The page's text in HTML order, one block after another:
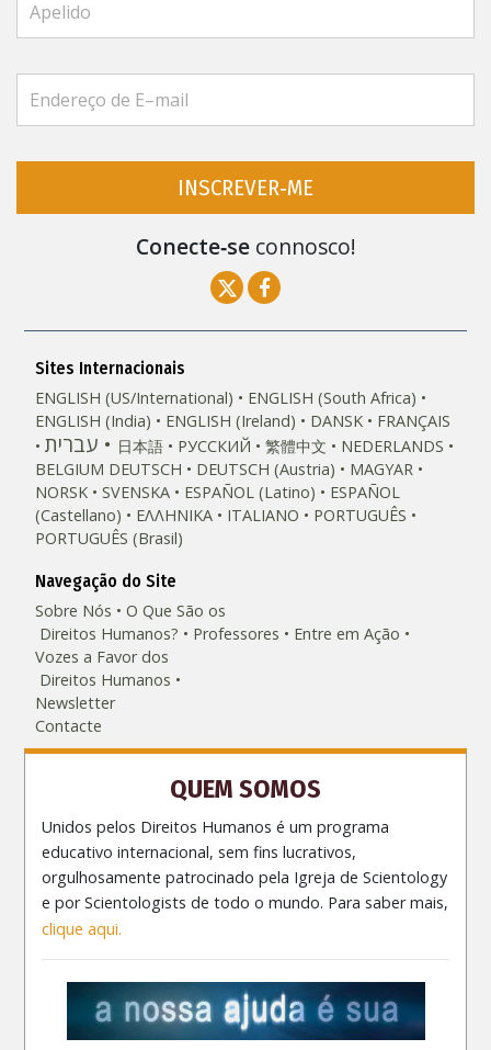
INSCREVER‑ME
Conecte‑seconnosco!
Sites Internacionais
ENGLISH (US/International)
ENGLISH (South Africa)
ENGLISH (India)
ENGLISH (Ireland) DANSK FRANÇAIS
עברית 日本語 РУССКИЙ 繁體中文
NEDERLANDS
BELGIUM DEUTSCH DEUTSCH (Austria)
MAGYAR
NORSK
SVENSKA ESPAÑOL (Latino)
ESPAÑOL
(Castellano)
ΕΛΛΗΝΙΚA ITALIANO
PORTUGUÊS
PORTUGUÊS (Brasil)‎
Navegação do Site
Sobre Nós
O Que São os
Direitos Humanos?
Professores
Entre em Ação
Vozes a Favor dos
Direitos Humanos
Newsletter
Contacte
QUEM SOMOS
Unidos pelos Direitos Humanos é um programa
educativo internacional, sem fins lucrativos,
orgulhosamente patrocinado pela Igreja de Scientology
e por Scientologists de todo o mundo. Para saber mais,
clique aqui.